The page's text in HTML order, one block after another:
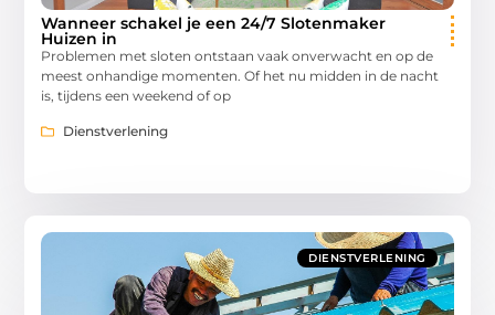
Wanneer schakel je een 24/7 Slotenmaker
Huizen in
Problemen met sloten ontstaan vaak onverwacht en op de
meest onhandige momenten. Of het nu midden in de nacht
is, tijdens een weekend of op
Dienstverlening
DIENSTVERLENING